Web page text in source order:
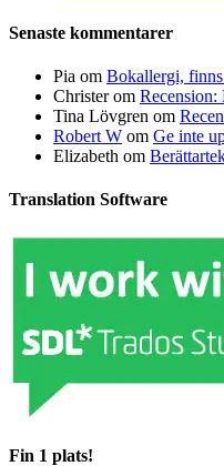
Senaste kommentarer
Pia om Bokallergi, finns
Christerom Recension:
Tina Lövgren om
Robert W om Ge inte
Elizabeth om
Translation Software
Fin 1 plats!